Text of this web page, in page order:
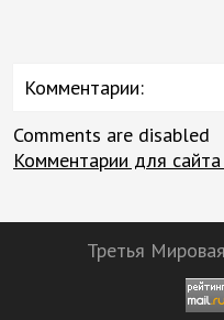
Комментарии:
Comments are disabled
Комментарии для сайта
Третья